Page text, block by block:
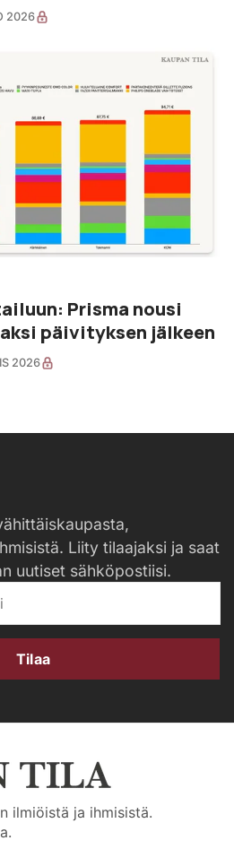
2026
Prisma nousi
päivityksen jälkeen
2026
Liity tilaajaksi ja saat
uutiset sähköpostiisi.
Tilaa
ilmiöistä ja ihmisistä.